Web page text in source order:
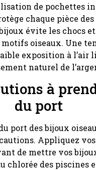
de pochettes
chaque pièce
évite les chocs
oiseaux. Une
exposition à l’air
naturel de
à
du port
port des bijoux
Appliquez
de mettre vos
chlorée des piscines